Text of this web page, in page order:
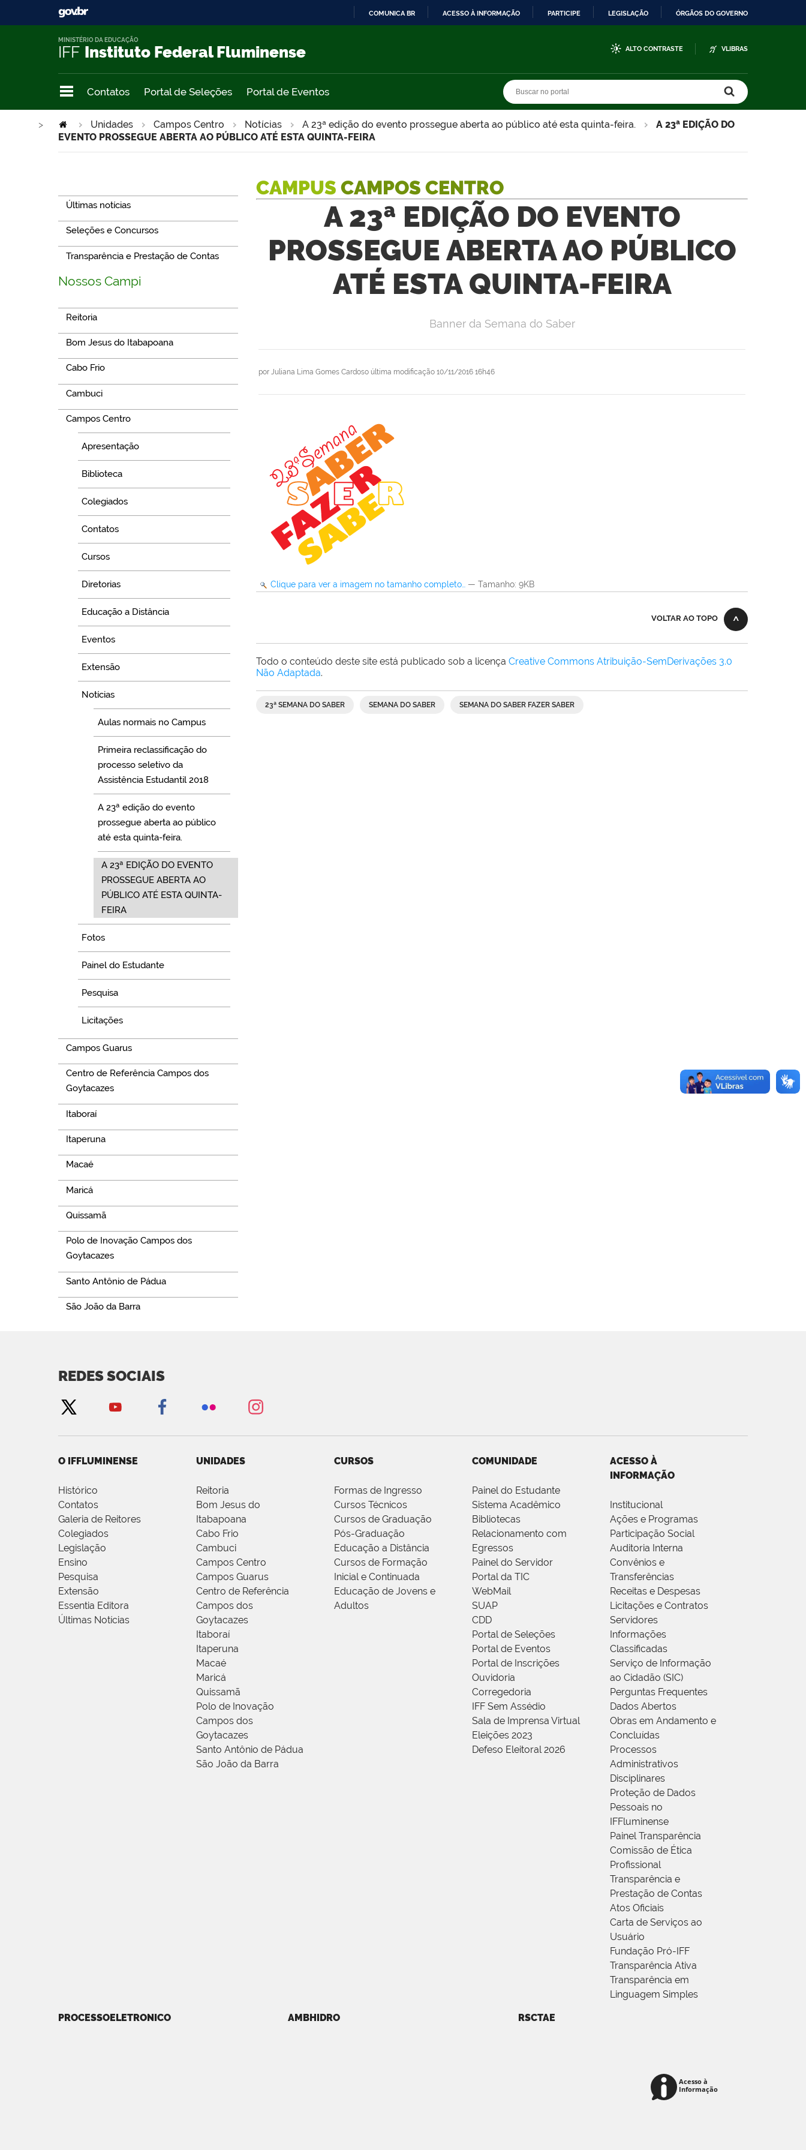
COMUNICA BR ACESSO À INFORMAÇÃO PARTICIPE LEGISLAÇÃO ÓRGÃOS DO GOVERNO
IFF Instituto Federal Fluminense
MINISTÉRIO DA EDUCAÇÃO
ALTO CONTRASTE VLIBRAS
Contatos Portal de Seleções Portal de Eventos
Unidades Campos Centro Notícias A 23ª edição do evento prossegue aberta ao público até esta quinta-feira.
>
A 23ª EDIÇÃO DO
EVENTO PROSSEGUE ABERTA AO PÚBLICO ATÉ ESTA QUINTA-FEIRA
Últimas notícias
Seleções e Concursos
Transparência e Prestação de Contas
Nossos Campi
Reitoria
Bom Jesus do Itabapoana
Cabo Frio
Cambuci
Campos Centro
Apresentação
Biblioteca
Colegiados
Contatos
Cursos
Diretorias
Educação a Distância
Eventos
Extensão
Notícias
Aulas normais no Campus
Primeira reclassificação do
processo seletivo da
Assistência Estudantil 2018
A 23ª edição do evento
prossegue aberta ao público
até esta quinta-feira.
A 23ª EDIÇÃO DO EVENTO
PROSSEGUE ABERTA AO
PÚBLICO ATÉ ESTA QUINTA-
FEIRA
Fotos
Painel do Estudante
Pesquisa
Licitações
Campos Guarus
Centro de Referência Campos dos
Goytacazes
Itaboraí
Itaperuna
Macaé
Maricá
Quissamã
Polo de Inovação Campos dos
Goytacazes
Santo Antônio de Pádua
São João da Barra
CAMPUS CAMPOS CENTRO
A 23ª EDIÇÃO DO EVENTO
PROSSEGUE ABERTA AO PÚBLICO
ATÉ ESTA QUINTA-FEIRA
por Juliana Lima Gomes Cardoso última modificação 10/11/2016 16h46
Banner da Semana do Saber
Clique para ver a imagem no tamanho completo… — Tamanho: 9KB
VOLTAR AO TOPO
Todo o conteúdo deste site está publicado sob a licença Creative Commons Atribuição-SemDerivações 3.0
Não Adaptada.
23ª SEMANA DO SABER SEMANA DO SABER SEMANA DO SABER FAZER SABER
REDES SOCIAIS
O IFFLUMINENSE
Histórico
Contatos
Galeria de Reitores
Colegiados
Legislação
Ensino
Pesquisa
Extensão
Essentia Editora
Últimas Notícias
UNIDADES
Reitoria
Bom Jesus do
Itabapoana
Cabo Frio
Cambuci
Campos Centro
Campos Guarus
Centro de Referência
Campos dos
Goytacazes
Itaboraí
Itaperuna
Macaé
Maricá
Quissamã
Polo de Inovação
Campos dos
Goytacazes
Santo Antônio de Pádua
São João da Barra
CURSOS
Formas de Ingresso
Cursos Técnicos
Cursos de Graduação
Pós-Graduação
Educação a Distância
Cursos de Formação
Inicial e Continuada
Educação de Jovens e
Adultos
COMUNIDADE
Painel do Estudante
Sistema Acadêmico
Bibliotecas
Relacionamento com
Egressos
Painel do Servidor
Portal da TIC
WebMail
SUAP
CDD
Portal de Seleções
Portal de Eventos
Portal de Inscrições
Ouvidoria
Corregedoria
IFF Sem Assédio
Sala de Imprensa Virtual
Eleições 2023
Defeso Eleitoral 2026
ACESSO À
INFORMAÇÃO
Institucional
Ações e Programas
Participação Social
Auditoria Interna
Convênios e
Transferências
Receitas e Despesas
Licitações e Contratos
Servidores
Informações
Classificadas
Serviço de Informação
ao Cidadão (SIC)
Perguntas Frequentes
Dados Abertos
Obras em Andamento e
Concluídas
Processos
Administrativos
Disciplinares
Proteção de Dados
Pessoais no
IFFluminense
Painel Transparência
Comissão de Ética
Profissional
Transparência e
Prestação de Contas
Atos Oficiais
Carta de Serviços ao
Usuário
Fundação Pró-IFF
Transparência Ativa
Transparência em
Linguagem Simples
PROCESSOELETRONICO AMBHIDRO RSCTAE